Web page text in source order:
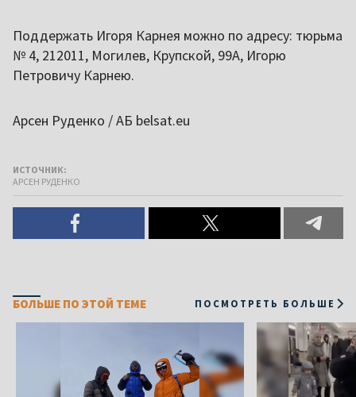
Поддержать Игоря Карнея можно по адресу: тюрьма
№ 4, 212011, Могилев, Крупской, 99А, Игорю
Петровичу Карнею.
Арсен Руденко / АБ belsat.eu
ИСТОЧНИК:
АРСЕН РУДЕНКО
БОЛЬШЕ ПО ЭТОЙ ТЕМЕ ПОСМОТРЕТЬ БОЛЬШЕ